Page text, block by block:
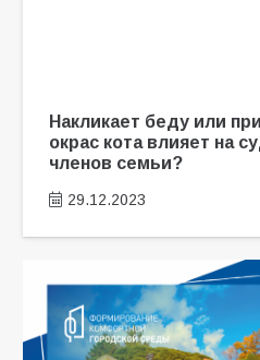
Накликает беду или
окрас кота влияет на
членов семьи?
29.12.2023